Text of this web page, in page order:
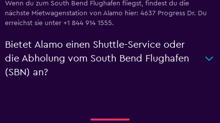
Wenn du zum South Bend Flughafen fliegst, findest du die
nächste Mietwagenstation von Alamo hier: 4637 Progress Dr. Du
erreichst sie unter +1 844 914 1555.
Bietet Alamo einen Shuttle-Service oder
die Abholung vom South Bend Flughafen
(SBN) an?